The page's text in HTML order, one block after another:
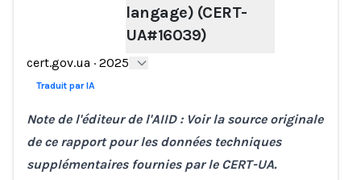
langage) (CERT-
UA#16039)
cert.gov.ua · 2025
Traduit par IA
Note de l'éditeur de l'AIID : Voir la source originale
de ce rapport pour les données techniques
supplémentaires fournies par le CERT-UA.